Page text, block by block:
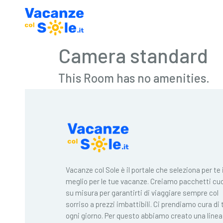
Camera standard
This Room has no amenities.
Vacanze col Sole è il portale che seleziona per te
meglio per le tue vacanze. Creiamo pacchetti
su misura per garantirti di viaggiare sempre col
sorriso a prezzi imbattibili. Ci prendiamo cura di
ogni giorno. Per questo abbiamo creato una linea